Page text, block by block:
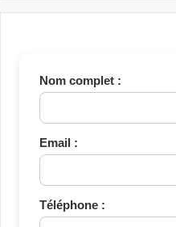
Nom complet :
Email :
Téléphone :